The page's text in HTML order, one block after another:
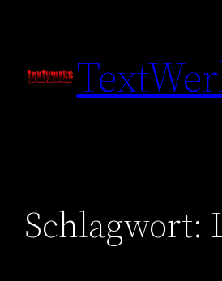
Schlagwort: